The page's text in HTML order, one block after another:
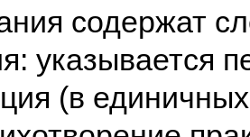
содержат
указывается
(в